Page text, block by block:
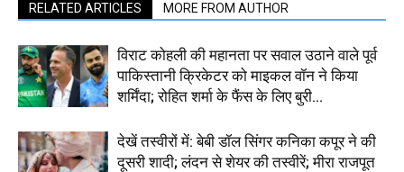
RELATED ARTICLES MORE FROM AUTHOR
विराट कोहली की महानता पर सवाल उठाने वाले पूर्व
पाकिस्तानी क्रिकेटर को माइकल वॉन ने किया
शर्मिंदा; रोहित शर्मा के फैंस के लिए बुरी...
देखें तस्वीरों में: बेबी डॉल सिंगर कनिका कपूर ने की
दूसरी शादी; लंदन से शेयर की तस्वीरें; मीरा राजपूत